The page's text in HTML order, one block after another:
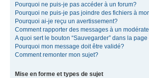
Pourquoi ne puis-je pas accéder à un forum?
Pourquoi ne puis-je pas joindre des fichiers à
Pourquoi ai-je reçu un avertissement?
Comment rapporter des messages à un
A quoi sert le bouton “Sauvegarder” dans la
Pourquoi mon message doit être validé?
Comment remonter mon sujet?
Mise en forme et types de sujet